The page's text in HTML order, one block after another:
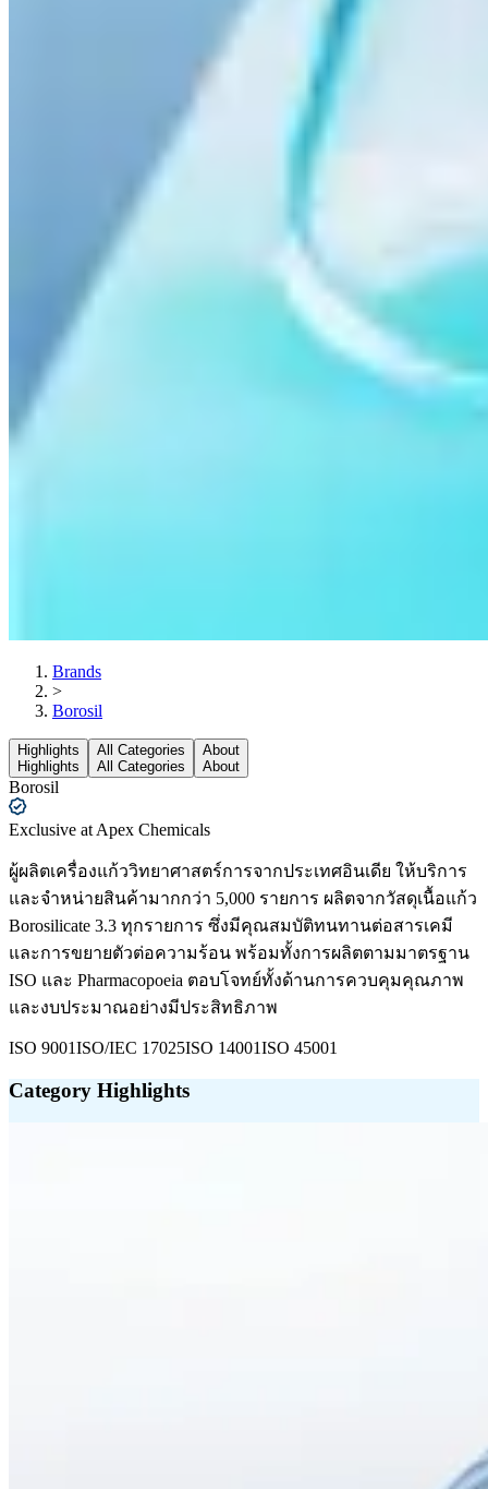
Brands
>
Borosil
Highlights
Highlights
All Categories
All Categories
About
About
Borosil
Exclusive at Apex Chemicals
ผู้ผลิตเครื่องแก้ววิทยาศาสตร์การจากประเทศอินเดีย ให้บริการ
และจำหน่ายสินค้ามากกว่า 5,000 รายการ ผลิตจากวัสดุเนื้อแก้ว
Borosilicate 3.3 ทุกรายการ ซึ่งมีคุณสมบัติทนทานต่อสารเคมี
และการขยายตัวต่อความร้อน พร้อมทั้งการผลิตตามมาตรฐาน
ISO และ Pharmacopoeia ตอบโจทย์ทั้งด้านการควบคุมคุณภาพ
และงบประมาณอย่างมีประสิทธิภาพ
ISO 9001ISO/IEC 17025ISO 14001ISO 45001
Category Highlights